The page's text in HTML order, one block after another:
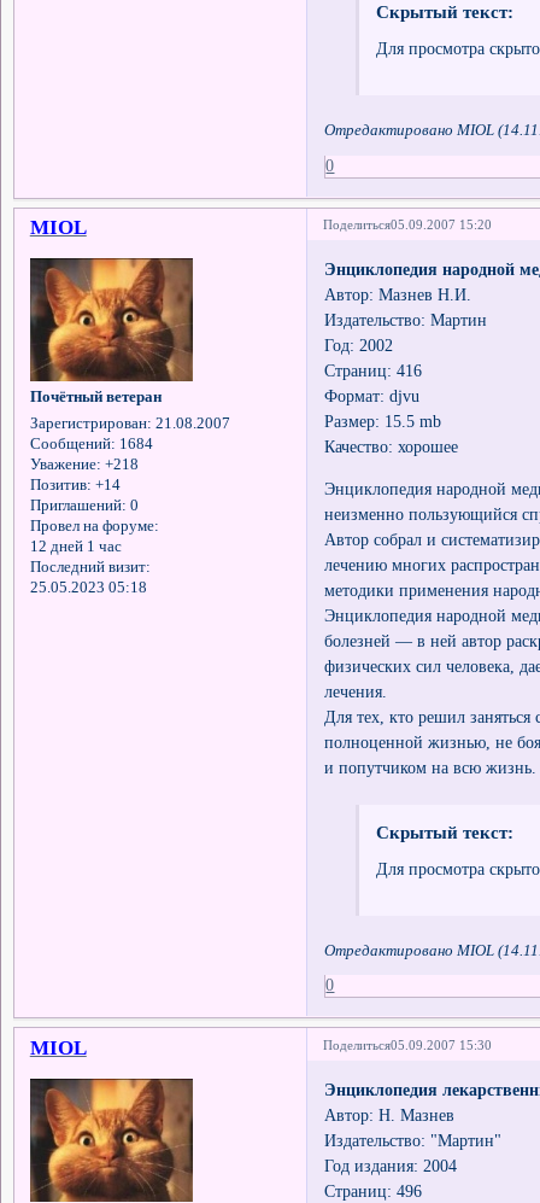
Скрытый текст:
Для просмотра
Отредактировано MIOL
0
Поделиться05.09.2007 15:20
MIOL
Почётный ветеран
Зарегистрирован: 21.08.2007
Сообщений: 1684
Уважение: +218
Позитив: +14
Приглашений: 0
Провел на форуме:
12 дней 1 час
Последний визит:
25.05.2023 05:18
Энциклопедия народной
Автор: Мазнев Н.И.
Издательство: Мартин
Год: 2002
Страниц: 416
Формат: djvu
Размер: 15.5 mb
Качество: хорошее
Энциклопедия народной
неизменно пользующийся
Автор собрал и
лечению многих
методики применения
Энциклопедия народной
болезней — в ней автор
физических сил человека,
лечения.
Для тех, кто решил
полноценной жизнью, не
и попутчиком на всю жизнь.
Скрытый текст:
Для просмотра
Отредактировано MIOL
0
Поделиться05.09.2007 15:30
MIOL
Энциклопедия
Автор: Н. Мазнев
Издательство: "Мартин"
Год издания: 2004
Страниц: 496